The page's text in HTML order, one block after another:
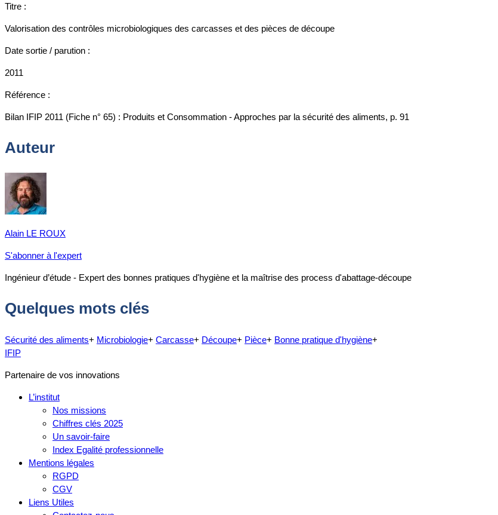
Titre :
Valorisation des contrôles microbiologiques des carcasses et des pièces de découpe
Date sortie / parution :
2011
Référence :
Bilan IFIP 2011 (Fiche n° 65) : Produits et Consommation - Approches par la sécurité des aliments, p. 91
Auteur
Alain LE ROUX
S'abonner à l'expert
Ingénieur d’étude - Expert des bonnes pratiques d'hygiène et la maîtrise des process d'abattage-découpe
Quelques mots clés
Sécurité des aliments+ Microbiologie+ Carcasse+ Découpe+ Pièce+ Bonne pratique d'hygiène+
IFIP
Partenaire de vos innovations
L’institut
Nos missions
Chiffres clés 2025
Un savoir-faire
Index Egalité professionnelle
Mentions légales
RGPD
CGV
Liens Utiles